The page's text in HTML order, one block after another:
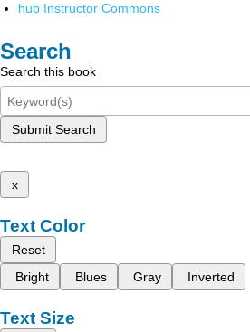
hub Instructor Commons
Search
Search this book
Submit Search
x
Text Color
Reset
Bright
Blues Gray Inverted
Text Size